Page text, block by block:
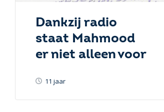
Dankzij radio
staat Mahmood
er niet alleen voor
11 jaar